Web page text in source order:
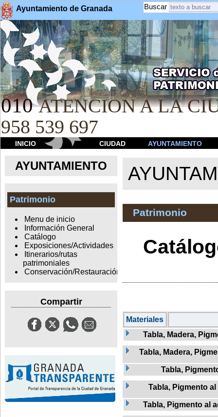
Ayuntamiento de Granada Buscar
010 ATENCION A LA
958 539 697
INICIO CIUDAD AYUNTAMIENTO
AYUNTAMIENTO
Patrimonio
Menu de inicio
Información General
Catálogo
Exposiciones/Actividades
Itinerarios/rutas
patrimoniales
Conservación/Restauración
Compartir
Patrimonio
Materiales
Tabla, Madera,
Tabla, Madera,
Tabla,
Tabla, Pigmento al
Tabla, Pigmento al